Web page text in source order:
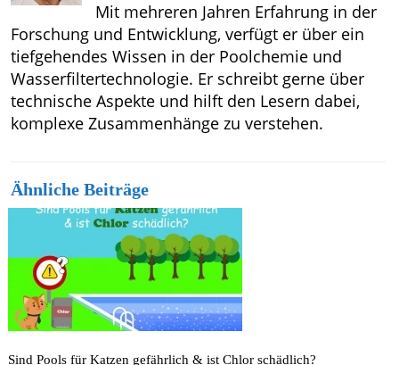
Mit mehreren Jahren Erfahrung in der
Forschung und Entwicklung, verfügt er über ein
tiefgehendes Wissen in der Poolchemie und
Wasserfiltertechnologie. Er schreibt gerne über
technische Aspekte und hilft den Lesern dabei,
komplexe Zusammenhänge zu verstehen.
Ähnliche Beiträge
Sind Pools für Katzen gefährlich & ist Chlor schädlich?